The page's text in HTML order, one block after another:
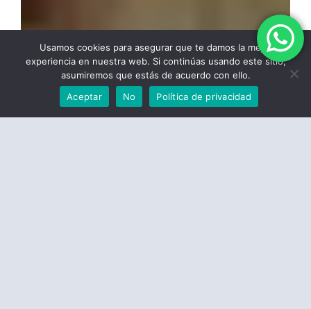
Usamos cookies para asegurar que te damos la mejor
experiencia en nuestra web. Si continúas usando este sitio,
asumiremos que estás de acuerdo con ello.
Aceptar
No Política de privacidad